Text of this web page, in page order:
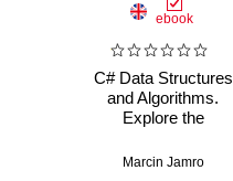
ebook
C# Data Structures
and Algorithms.
Explore the
for developing a
Marcin Jamro